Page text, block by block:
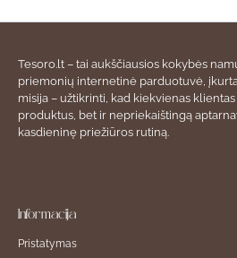
Tesoro.lt – tai aukščiausios kokybės
priemonių internetinė parduotuvė,
misija – užtikrinti, kad kiekvienas
produktus, bet ir nepriekaištingą
kasdieninę priežiūros rutiną.
Informacija
Pristatymas